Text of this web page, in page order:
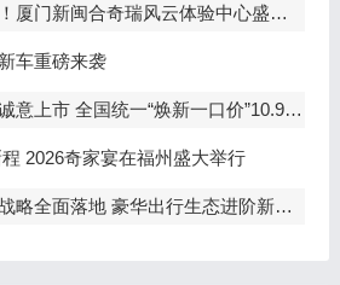
门新闽合奇瑞风云体验中心盛大开业
车重磅来袭
上市 全国统一“焕新一口价”10.99万元起
2026奇家宴在福州盛大举行
全面落地 豪华出行生态进阶新篇章